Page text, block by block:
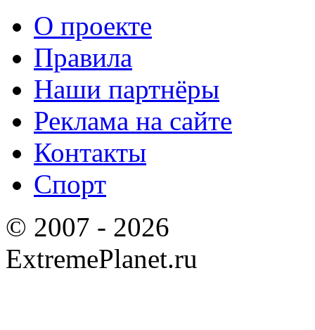
О проекте
Правила
Наши партнёры
Реклама на сайте
Контакты
Спорт
© 2007 - 2026
ExtremePlanet.ru